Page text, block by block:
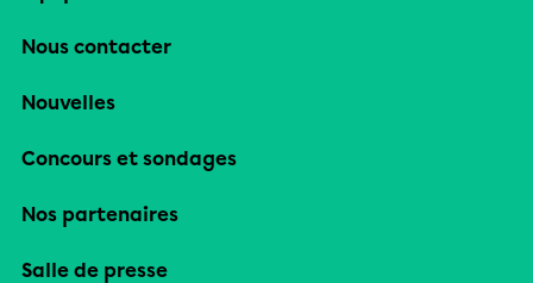
Nous contacter
Nouvelles
Concours et sondages
Nos partenaires
Salle de presse